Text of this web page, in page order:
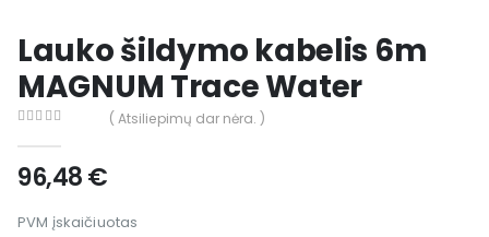
Lauko šildymo kabelis 6m
MAGNUM Trace Water
( Atsiliepimų dar nėra. )
96,48€
PVM įskaičiuotas